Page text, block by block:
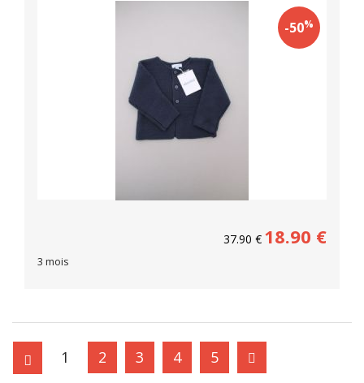
-50%
37.90 € 18.90 €
3 mois
1 2 3 4 5